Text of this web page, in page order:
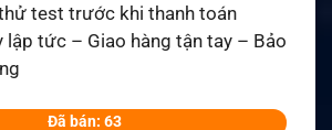
test trước khi thanh toán
lập tức – Giao hàng tận tay – Bảo
Đã bán: 63